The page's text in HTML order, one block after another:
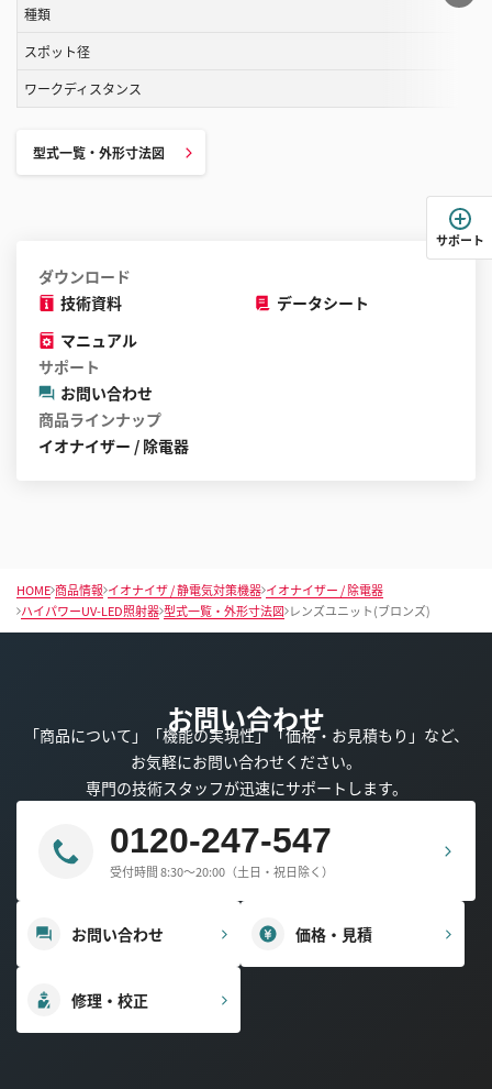
の
ル
す
る
種類
スポット径
ワークディスタンス
型式一覧・外形寸法図
ダウンロード
技術資料
データシート
マニュアル
サポート
お問い合わせ
商品ラインナップ
イオナイザー / 除電器
HOME 商品情報 イオナイザ / 静電気対策機器 イオナイザー / 除電器
ハイパワーUV-LED照射器 型式一覧・外形寸法図 レンズユニット(ブロンズ)
お問い合わせ
「商品について」「機能の実現性」「価格・お見積もり」など、
お気軽にお問い合わせください。
専門の技術スタッフが迅速にサポートします。
0120-247-547
受付時間 8:30～20:00（土日・祝日除く）
お問い合わせ 価格・見積
修理・校正
サポート